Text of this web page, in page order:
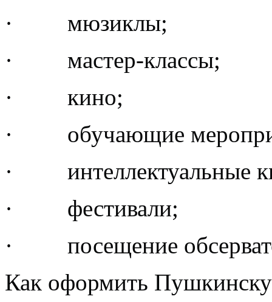
· мюзиклы;
· мастер-классы;
· кино;
· обучающие
· интеллектуальные
· фестивали;
· посещение
Как оформить